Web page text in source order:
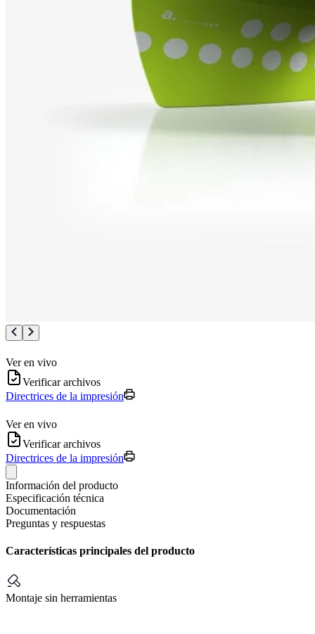
Ver en vivo
Verificar archivos
Directrices de la impresión
Ver en vivo
Verificar archivos
Directrices de la impresión
Información del producto
Especificación técnica
Documentación
Preguntas y respuestas
Características principales del producto
Montaje sin herramientas